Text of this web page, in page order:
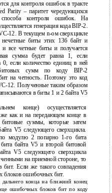
для контроля ошибок в тракте
Parity – паритет чередующихся
контроля ошибок. На
генерация кода BIP-2.
12. В текущем n-ом сверхцикле
биты этих 136 байт и
и все четные биты и получается
сумма будет равна 1, если
если количество единиц в ней
сумм по коду BIP-2
на четность. Поэтому это код
12. Полученные таким образом
в биты 1 и 2 байта V5
конце) осуществляется
же как и на передающем конце в
битовые суммы, которые затем
V5 следующего сверхцикла.
модулю 2 попарно 1-го бита
байта V5 и второй битовой
V5 следующего сверхцикла
на приемной стороне, то
бит. Если же такого совпадения
блоков ошибочных бит.
конца на ближний конец
ошибочных блоков бит по коду